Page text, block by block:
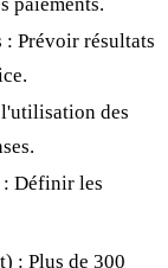
: Prévoir résultats
des
: Définir les
: Plus de 300